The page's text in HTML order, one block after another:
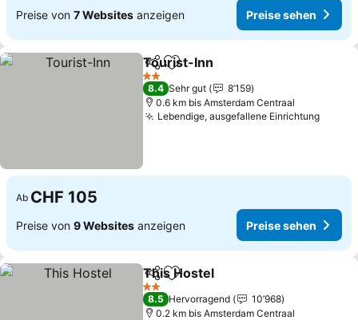
Preise von 7 Websites anzeigen Preise sehen
TeilenZu Favoriten hinzufügen
Tourist-Inn
2 Sterne
8.4 Sehr gut
8’159
0.6 km bis Amsterdam Centraal
Lebendige, ausgefallene Einrichtung
Ab CHF 105
Preise von 9 Websites anzeigen Preise sehen
TeilenZu Favoriten hinzufügen
This Hostel
2 Sterne
8.5 Hervorragend
10’968
0.2 km bis Amsterdam Centraal